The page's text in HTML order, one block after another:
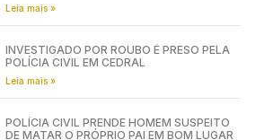
Leia mais »
INVESTIGADO POR ROUBO É PRESO PELA
POLÍCIA CIVIL EM CEDRAL
Leia mais »
POLÍCIA CIVIL PRENDE HOMEM SUSPEITO
DE MATAR O PRÓPRIO PAI EM BOM LUGAR